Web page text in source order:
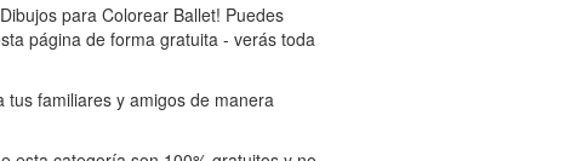
para Colorear Ballet! Puedes
página de forma gratuita - verás toda
tus familiares y amigos de manera